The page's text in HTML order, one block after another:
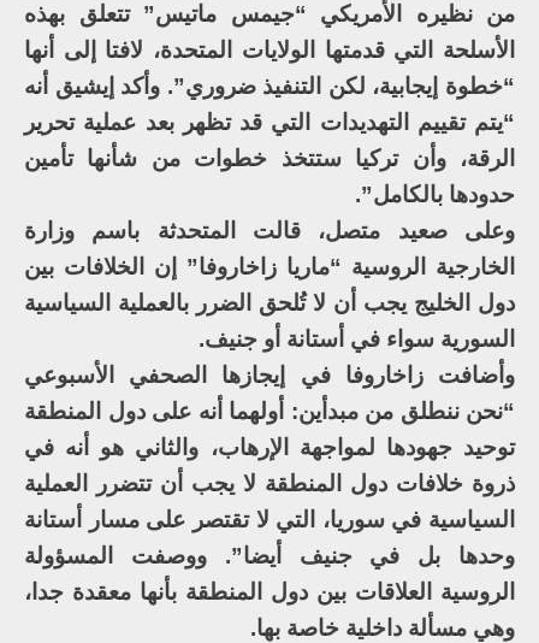
من نظيره الأمريكي “جيمس ماتيس” تتعلق بهذه
الأسلحة التي قدمتها الولايات المتحدة، لافتا إلى أنها
“خطوة إيجابية، لكن التنفيذ ضروري”. وأكد إيشيق أنه
“يتم تقييم التهديدات التي قد تظهر بعد عملية تحرير
الرقة، وأن تركيا ستتخذ خطوات من شأنها تأمين
حدودها بالكامل”.
وعلى صعيد متصل، قالت المتحدثة باسم وزارة
الخارجية الروسية “ماريا زاخاروفا” إن الخلافات بين
دول الخليج يجب أن لا تُلحق الضرر بالعملية السياسية
السورية سواء في أستانة أو جنيف.
وأضافت زاخاروفا في إيجازها الصحفي الأسبوعي
“نحن ننطلق من مبدأين: أولهما أنه على دول المنطقة
توحيد جهودها لمواجهة الإرهاب، والثاني هو أنه في
ذروة خلافات دول المنطقة لا يجب أن تتضرر العملية
السياسية في سوريا، التي لا تقتصر على مسار أستانة
وحدها بل في جنيف أيضا”. ووصفت المسؤولة
الروسية العلاقات بين دول المنطقة بأنها معقدة جدا،
وهي مسألة داخلية خاصة بها.